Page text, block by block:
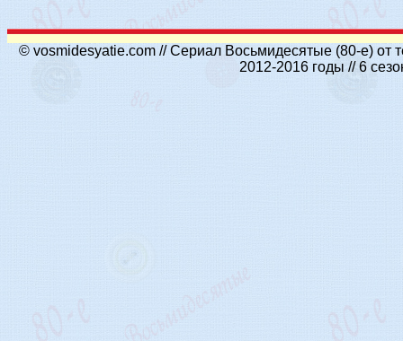
© vosmidesyatie.com // Сериал Восьмидесятые (80-е)
2012-2016 годы // 6